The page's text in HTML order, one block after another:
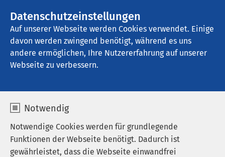
Datenschutzeinstellungen
Auf unserer Webseite werden Cookies verwendet. Einige
davon werden zwingend benötigt, während es uns
andere ermöglichen, Ihre Nutzererfahrung auf unserer
Webseite zu verbessern.
Notwendig
Notwendige Cookies werden für grundlegende
Funktionen der Webseite benötigt. Dadurch ist
gewährleistet, dass die Webseite einwandfrei
Startseite der AMEOS Gruppe Aktuelles Nachrichten